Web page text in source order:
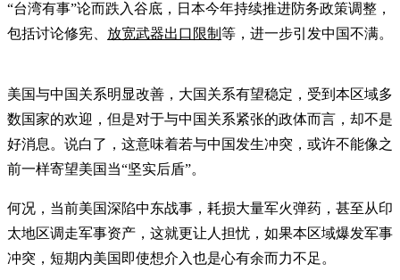
“台湾有事”论而跌入谷底，日本今年持续推进防务政策调整，
包括讨论修宪、 放宽武器出口限制 等，进一步引发中国不满。
美国与中国关系明显改善，大国关系有望稳定，受到本区域多
数国家的欢迎，但是对于与中国关系紧张的政体而言，却不是
好消息。说白了，这意味着若与中国发生冲突，或许不能像之
前一样寄望美国当“坚实后盾”。
何况，当前美国深陷中东战事，耗损大量军火弹药，甚至从印
太地区调走军事资产，这就更让人担忧，如果本区域爆发军事
冲突，短期内美国即使想介入也是心有余而力不足。